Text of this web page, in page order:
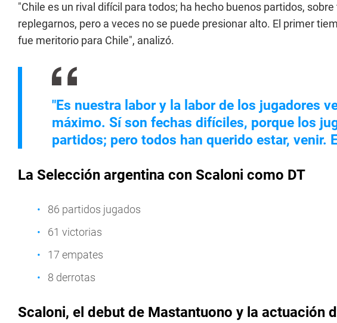
"Chile es un rival difícil para todos; ha hecho buenos partidos,
replegarnos, pero a veces no se puede presionar alto. El primer
fue meritorio para Chile", analizó.
"Es nuestra labor y la labor de los jugadores
máximo. Sí son fechas difíciles, porque los
partidos; pero todos han querido estar, venir.
La Selección argentina con Scaloni como DT
86 partidos jugados
61 victorias
17 empates
8 derrotas
Scaloni, el debut de Mastantuono y la actuación